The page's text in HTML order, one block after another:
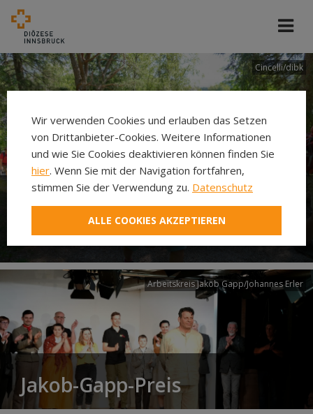
Cincelli/dibk
Neuer Pilgerweg Via
Laudato si’
Arbeitskreis Jakob Gapp/Johannes Erler
Jakob-Gapp-Preis
Wir verwenden Cookies und erlauben das Setzen
von Drittanbieter-Cookies. Weitere Informationen
und wie Sie Cookies deaktivieren können finden Sie
hier. Wenn Sie mit der Navigation fortfahren,
stimmen Sie der Verwendung zu. Datenschutz
ALLE COOKIES AKZEPTIEREN